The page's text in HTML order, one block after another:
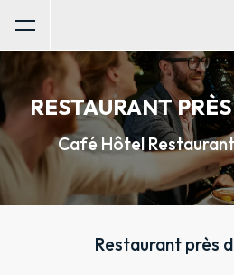
RESTAURANT
Café Hôtel
Restaurant près